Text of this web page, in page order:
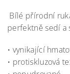
Bílé přírodní
perfektně sedí a
• vynikající
• protiskluzová